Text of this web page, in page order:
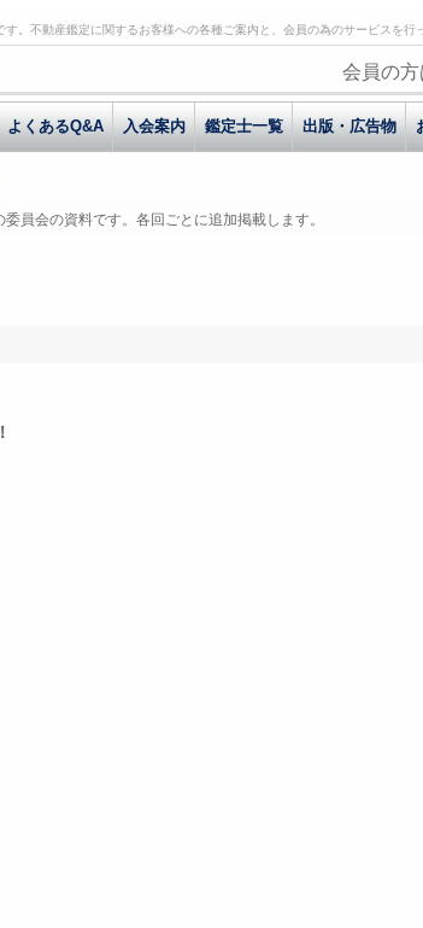
。不動産鑑定に関するお客様への各種ご案内と、会員の為のサービスを行
会員の
よくあるQ&A 入会案内 鑑定士一覧 出版・広告物
委員会の資料です。各回ごとに追加掲載します。